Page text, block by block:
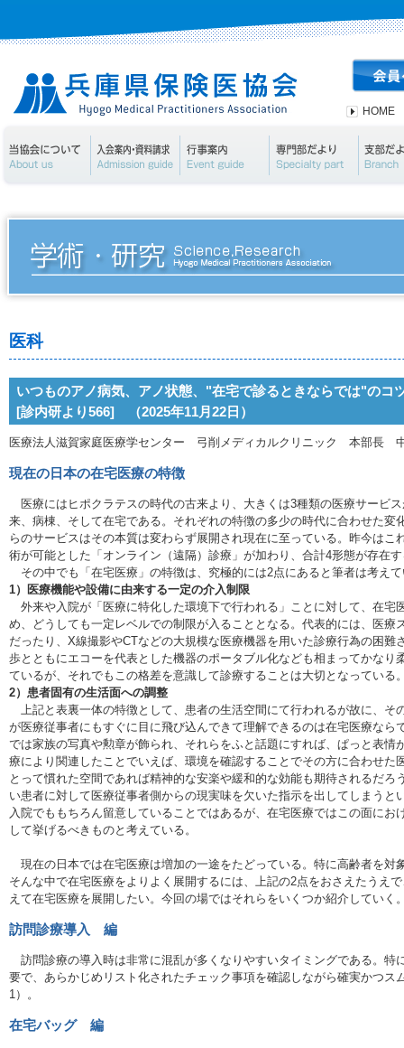
HOME
医科
いつものアノ病気、アノ状態、"在宅で診るときならでは"のコ
[診内研より566] （2025年11月22日）
医療法人滋賀家庭医療学センター 弓削メディカルクリニック 本部長
現在の日本の在宅医療の特徴
医療にはヒポクラテスの時代の古来より、大きくは3種類の医療サービ
来、病棟、そして在宅である。それぞれの特徴の多少の時代に合わせた変
らのサービスはその本質は変わらず展開され現在に至っている。昨今はこ
術が可能とした「オンライン（遠隔）診療」が加わり、合計4形態が存在
その中でも「在宅医療」の特徴は、究極的には2点にあると筆者は考え
1）医療機能や設備に由来する一定の介入制限
外来や入院が「医療に特化した環境下で行われる」ことに対して、在宅
め、どうしても一定レベルでの制限が入ることとなる。代表的には、医療
だったり、X線撮影やCTなどの大規模な医療機器を用いた診療行為の困難
歩とともにエコーを代表とした機器のポータブル化なども相まってかなり
ているが、それでもこの格差を意識して診療することは大切となっている
2）患者固有の生活面への調整
上記と表裏一体の特徴として、患者の生活空間にて行われるが故に、そ
が医療従事者にもすぐに目に飛び込んできて理解できるのは在宅医療なら
では家族の写真や勲章が飾られ、それらをふと話題にすれば、ぱっと表情
療により関連したことでいえば、環境を確認することでその方に合わせた
とって慣れた空間であれば精神的な安楽や緩和的な効能も期待されるだろ
い患者に対して医療従事者側からの現実味を欠いた指示を出してしまうと
入院でももちろん留意していることではあるが、在宅医療ではこの面にお
して挙げるべきものと考えている。
現在の日本では在宅医療は増加の一途をたどっている。特に高齢者を対
そんな中で在宅医療をよりよく展開するには、上記の2点をおさえたうえ
えて在宅医療を展開したい。今回の場ではそれらをいくつか紹介していく
訪問診療導入 編
訪問診療の導入時は非常に混乱が多くなりやすいタイミングである。特
要で、あらかじめリスト化されたチェック事項を確認しながら確実かつス
1）。
在宅バッグ 編